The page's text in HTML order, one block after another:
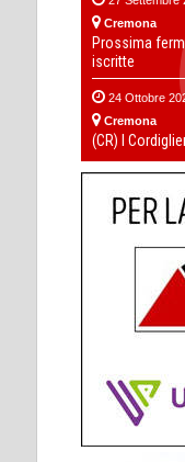
Cremona
Prossima
iscritte
24 Ottobre
Cremona
(CR) I